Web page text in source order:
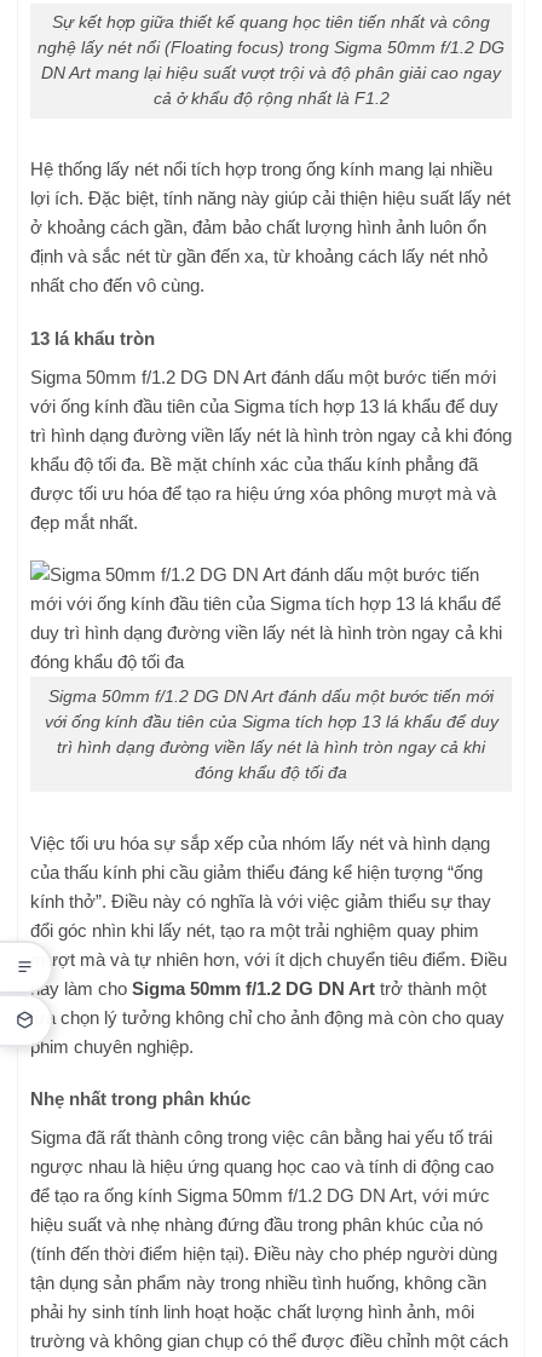
Sự kết hợp giữa thiết kế quang học tiên tiến nhất và công
nghệ lấy nét nổi (Floating focus) trong Sigma 50mm f/1.2 DG
DN Art mang lại hiệu suất vượt trội và độ phân giải cao ngay
cả ở khẩu độ rộng nhất là F1.2
Hệ thống lấy nét nổi tích hợp trong ống kính mang lại nhiều
lợi ích. Đặc biệt, tính năng này giúp cải thiện hiệu suất lấy nét
ở khoảng cách gần, đảm bảo chất lượng hình ảnh luôn ổn
định và sắc nét từ gần đến xa, từ khoảng cách lấy nét nhỏ
nhất cho đến vô cùng.
13 lá khẩu tròn
Sigma 50mm f/1.2 DG DN Art đánh dấu một bước tiến mới
với ống kính đầu tiên của Sigma tích hợp 13 lá khẩu để duy
trì hình dạng đường viền lấy nét là hình tròn ngay cả khi đóng
khẩu độ tối đa. Bề mặt chính xác của thấu kính phẳng đã
được tối ưu hóa để tạo ra hiệu ứng xóa phông mượt mà và
đẹp mắt nhất.
Sigma 50mm f/1.2 DG DN Art đánh dấu một bước tiến mới
với ống kính đầu tiên của Sigma tích hợp 13 lá khẩu để duy
trì hình dạng đường viền lấy nét là hình tròn ngay cả khi
đóng khẩu độ tối đa
Việc tối ưu hóa sự sắp xếp của nhóm lấy nét và hình dạng
của thấu kính phi cầu giảm thiểu đáng kể hiện tượng “ống
kính thở”. Điều này có nghĩa là với việc giảm thiểu sự thay
đổi góc nhìn khi lấy nét, tạo ra một trải nghiệm quay phim
mượt mà và tự nhiên hơn, với ít dịch chuyển tiêu điểm. Điều
này làm cho Sigma 50mm f/1.2 DG DN Art trở thành một
lựa chọn lý tưởng không chỉ cho ảnh động mà còn cho quay
phim chuyên nghiệp.
Nhẹ nhất trong phân khúc
Sigma đã rất thành công trong việc cân bằng hai yếu tố trái
ngược nhau là hiệu ứng quang học cao và tính di động cao
để tạo ra ống kính Sigma 50mm f/1.2 DG DN Art, với mức
hiệu suất và nhẹ nhàng đứng đầu trong phân khúc của nó
(tính đến thời điểm hiện tại). Điều này cho phép người dùng
tận dụng sản phẩm này trong nhiều tình huống, không cần
phải hy sinh tính linh hoạt hoặc chất lượng hình ảnh, môi
trường và không gian chụp có thể được điều chỉnh một cách